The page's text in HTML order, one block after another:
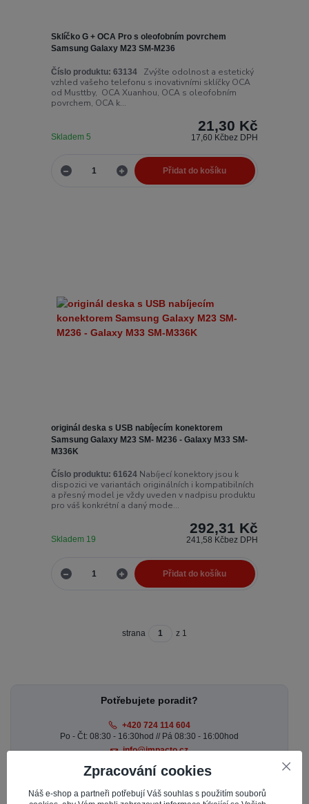
Sklíčko G + OCA Pro s oleofobním povrchem
Samsung Galaxy M23 SM-M236
Číslo produktu: 63134Zvýšte odolnost a estetický
vzhled vašeho telefonu s inovativními sklíčky OCA
od Musttby, OCA Xuanhou, OCA s oleofobním
povrchem, OCA k...
21,30 Kč
17,60 Kčbez DPH
Skladem 5
Přidat do košíku
originál deska s USB nabíjecím konektorem
Samsung Galaxy M23 SM- M236 - Galaxy M33 SM-
M336K
Číslo produktu: 61624Nabíjecí konektory jsou k
dispozici ve variantách originálních i kompatibilních
a přesný model je vždy uveden v nadpisu produktu
pro váš konkrétní a daný mode...
292,31 Kč
241,58 Kčbez DPH
Skladem 19
Přidat do košíku
strana z 1
Potřebujete poradit?
+420 724 114 604
Po - Čt: 08:30 - 16:30hod // Pá 08:30 - 16:00hod
info@impacto.cz
Zpracování cookies
Náš e-shop a partneři potřebují Váš souhlas s použitím souborů